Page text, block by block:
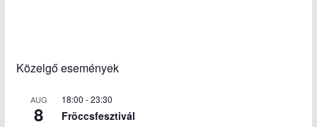
Közelgő események
AUG
8
18:00 -23:30
Fröccsfesztivál